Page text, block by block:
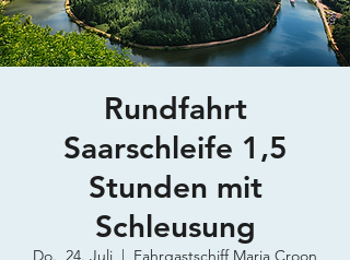
Rundfahrt
Saarschleife 1,5
Stunden mit
Schleusung
Do., 24. Juli
  |
Fahrgastschiff Maria Croon